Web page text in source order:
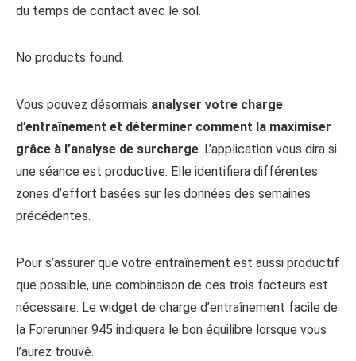
du temps de contact avec le sol.
No products found.
Vous pouvez désormais analyser votre charge
d’entraînement et déterminer comment la maximiser
grâce à l’analyse de surcharge. L’application vous dira si
une séance est productive. Elle identifiera différentes
zones d’effort basées sur les données des semaines
précédentes.
Pour s’assurer que votre entraînement est aussi productif
que possible, une combinaison de ces trois facteurs est
nécessaire. Le widget de charge d’entraînement facile de
la Forerunner 945 indiquera le bon équilibre lorsque vous
l’aurez trouvé.